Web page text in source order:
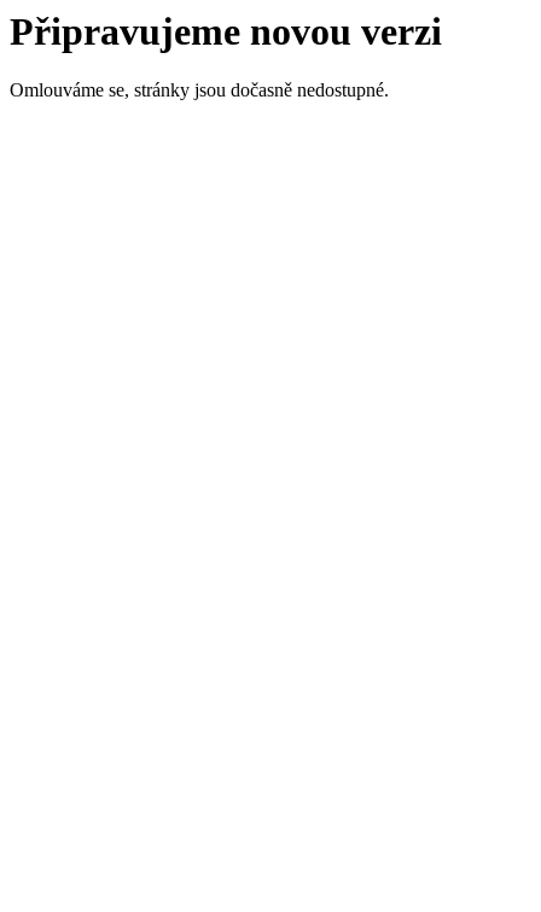
Připravujeme novou verzi
Omlouváme se, stránky jsou dočasně nedostupné.